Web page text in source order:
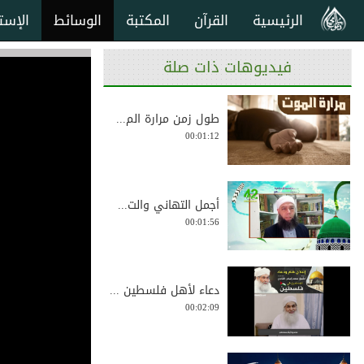
الوسائط المكتبة القرآن الرئيسية
فيديوهات ذات صلة
طول زمن مرارة الم...
00:01:12
أجمل التهاني والت...
00:01:56
دعاء لأهل فلسطين ...
00:02:09